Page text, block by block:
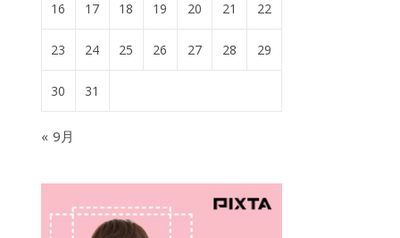
16 17 18 19 20 21 22
23 24 25 26 27 28 29
30 31
« 9月